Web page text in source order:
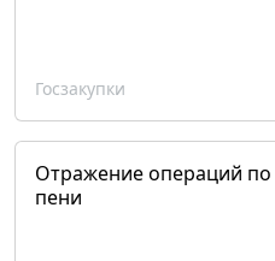
Госзакупки
Отражение операций
пени